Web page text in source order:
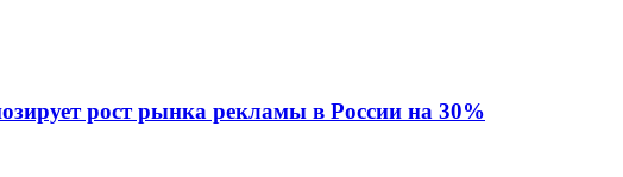
рост рынка рекламы в России на 30%